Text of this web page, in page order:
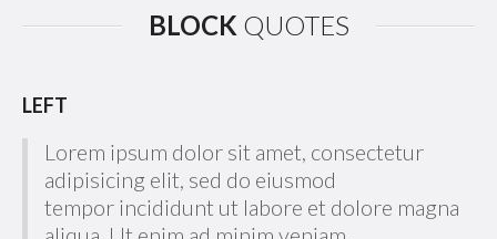
BLOCK QUOTES
LEFT
Lorem ipsum dolor sit amet, consectetur
adipisicing elit, sed do eiusmod
tempor incididunt ut labore et dolore magna